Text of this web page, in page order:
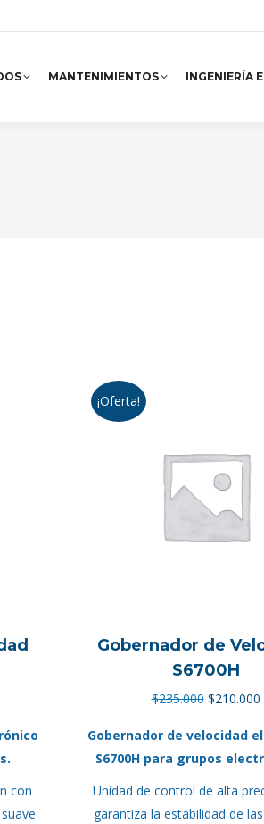
MANTENIMIENTOS INGENIERÍA
con
¡Oferta!
Gobernador de
S6700H
$235.000 El
original
era:
$235.000.
$210.000El
Gobernador de velocidad
S6700H para grupos
Unidad de control de alta
garantiza la estabilidad de